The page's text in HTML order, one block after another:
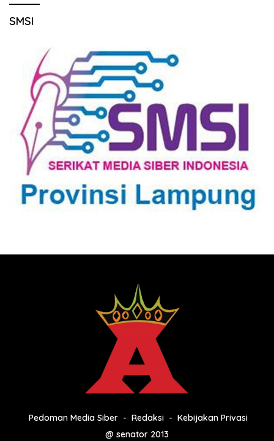
SMSI
Pedoman Media Siber Redaksi
Kebijakan Privasi
@ senator 2013